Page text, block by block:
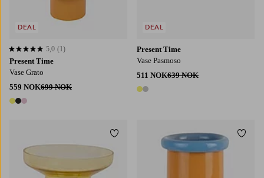
Present Time
Vase Grato
559 NOK699 NOK
3 farger
5,0 basert på 1 karaktergivninger
5,0 (1)
DEAL
Present Time
Vase Pasmoso
511 NOK639 NOK
2 farger
DEAL
Legg til favoritter